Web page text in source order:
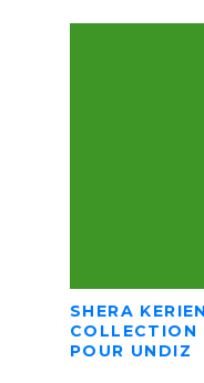
SHERA
POUR UNDIZ